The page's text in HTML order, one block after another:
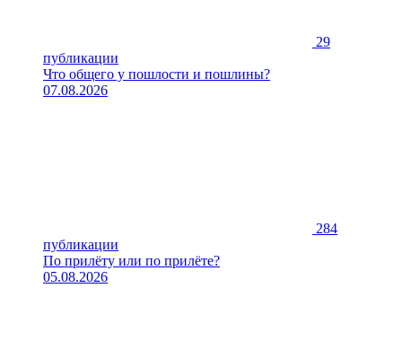
29
публикации
Что общего у пошлости и пошлины?
07.08.2026
284
публикации
По прилёту или по прилёте?
05.08.2026